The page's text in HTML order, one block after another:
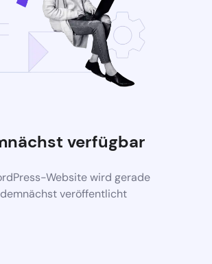
verfügbar
Website wird gerade
veröffentlicht